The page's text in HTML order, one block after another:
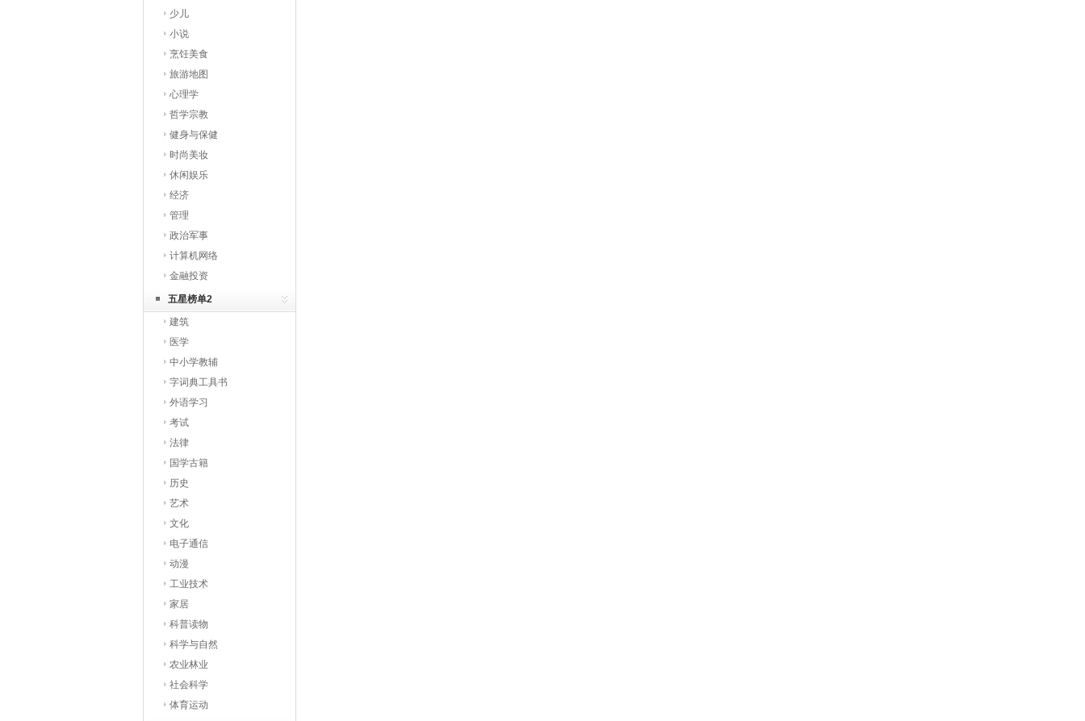
少儿
小说
烹饪美食
旅游地图
心理学
哲学宗教
健身与保健
时尚美妆
休闲娱乐
经济
管理
政治军事
计算机网络
金融投资
五星榜单2
建筑
医学
中小学教辅
字词典工具书
外语学习
考试
法律
国学古籍
历史
艺术
文化
电子通信
动漫
工业技术
家居
科普读物
科学与自然
农业林业
社会科学
体育运动